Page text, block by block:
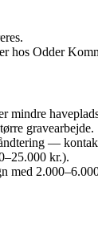
hos Odder
mindre
gravearbejde.
—
kr.).
med